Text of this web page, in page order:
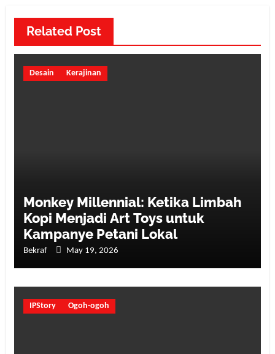
Related Post
Desain Kerajinan
Monkey Millennial: Ketika Limbah
Kopi Menjadi Art Toys untuk
Kampanye Petani Lokal
Bekraf May 19, 2026
IPStory Ogoh-ogoh